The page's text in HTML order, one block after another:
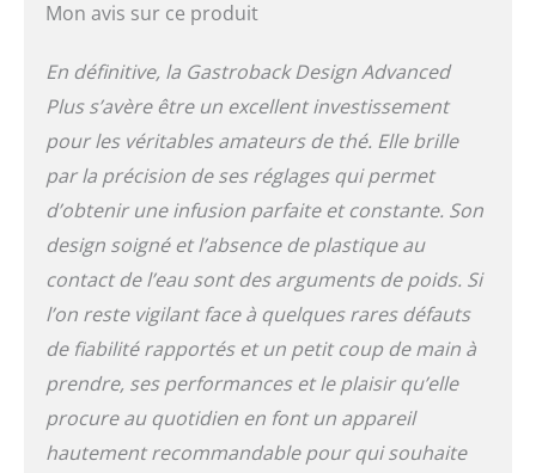
Mon avis sur ce produit
En définitive, la Gastroback Design Advanced
Plus s’avère être un excellent investissement
pour les véritables amateurs de thé. Elle brille
par la précision de ses réglages qui permet
d’obtenir une infusion parfaite et constante. Son
design soigné et l’absence de plastique au
contact de l’eau sont des arguments de poids. Si
l’on reste vigilant face à quelques rares défauts
de fiabilité rapportés et un petit coup de main à
prendre, ses performances et le plaisir qu’elle
procure au quotidien en font un appareil
hautement recommandable pour qui souhaite